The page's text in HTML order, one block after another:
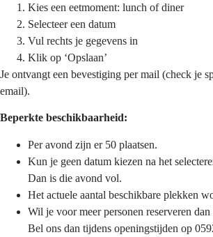
Kies een eetmoment: lunch of diner
Selecteer een datum
Vul rechts je gegevens in
Klik op ‘Opslaan’
Je ontvangt een bevestiging per mail (check je
email).
Beperkte beschikbaarheid:
Per avond zijn er 50 plaatsen.
Kun je geen datum kiezen na het
Dan is die avond vol.
Het actuele aantal beschikbare plekken
Wil je voor meer personen reserveren
Bel ons dan tijdens openingstijden op